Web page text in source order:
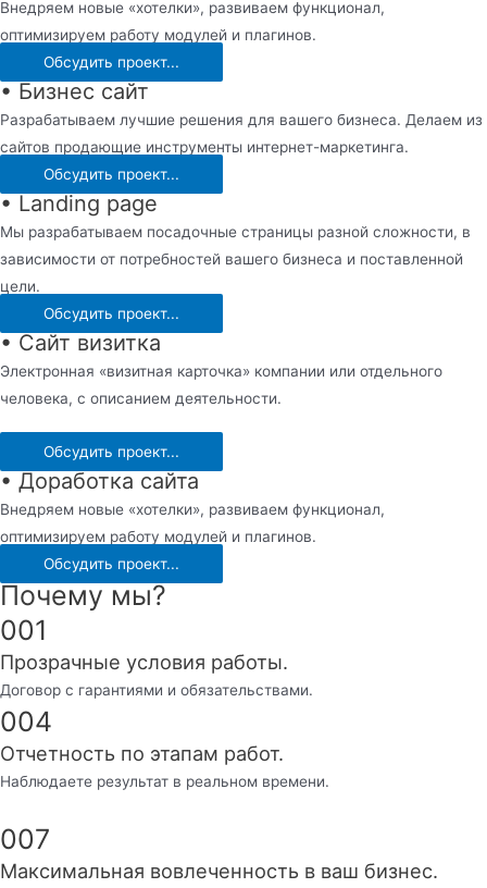
Внедряем новые «хотелки», развиваем функционал,
оптимизируем работу модулей и плагинов.
Обсудить проект...
• Бизнес сайт
Разрабатываем лучшие решения для вашего бизнеса. Делаем из
сайтов продающие инструменты интернет-маркетинга.
Обсудить проект...
• Landing page
Мы разрабатываем посадочные страницы разной сложности, в
зависимости от потребностей вашего бизнеса и поставленной
цели.
Обсудить проект...
• Сайт визитка
Электронная «визитная карточка» компании или отдельного
человека, с описанием деятельности.
Обсудить проект...
• Доработка сайта
Внедряем новые «хотелки», развиваем функционал,
оптимизируем работу модулей и плагинов.
Обсудить проект...
Почему мы?
001
Прозрачные условия работы.
Договор с гарантиями и обязательствами.
004
Отчетность по этапам работ.
Наблюдаете результат в реальном времени.
007
Максимальная вовлеченность в ваш бизнес.